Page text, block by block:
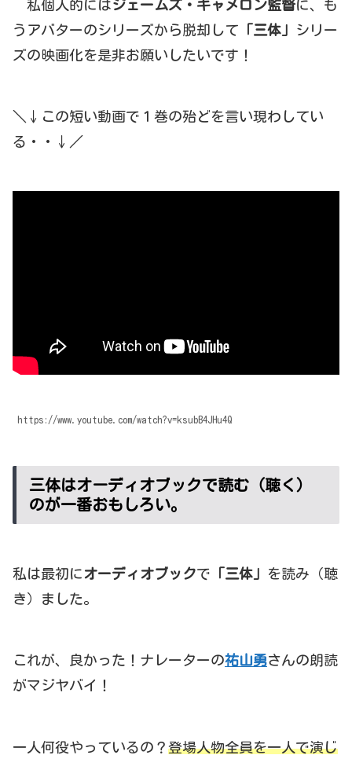
私個人的にはジェームズ・キャメロン監督に、も
うアバターのシリーズから脱却して 「三体」
シリー
ズの映画化を是非お願いしたいです！
＼↓この短い動画で１巻の殆どを言い現わしてい
る・・↓／
https://www.youtube.com/watch?v=ksubB4JHu4Q
三体はオーディオブックで読む（聴く）
のが一番おもしろい。
私は最初に オーディオブックで 「三体」
を読み（聴
き）ました。
これが、良かった！ナレーターの祐山勇さんの朗読
がマジヤバイ！
一人何役やっているの？ 登場人物全員を一人で演じ